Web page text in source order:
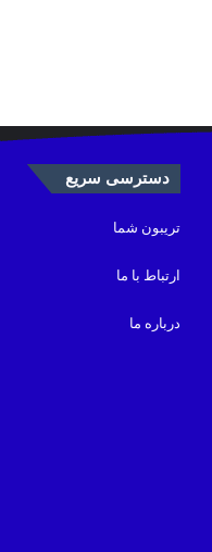
دسترسی سریع
تریبون شما
ارتباط با ما
درباره ما